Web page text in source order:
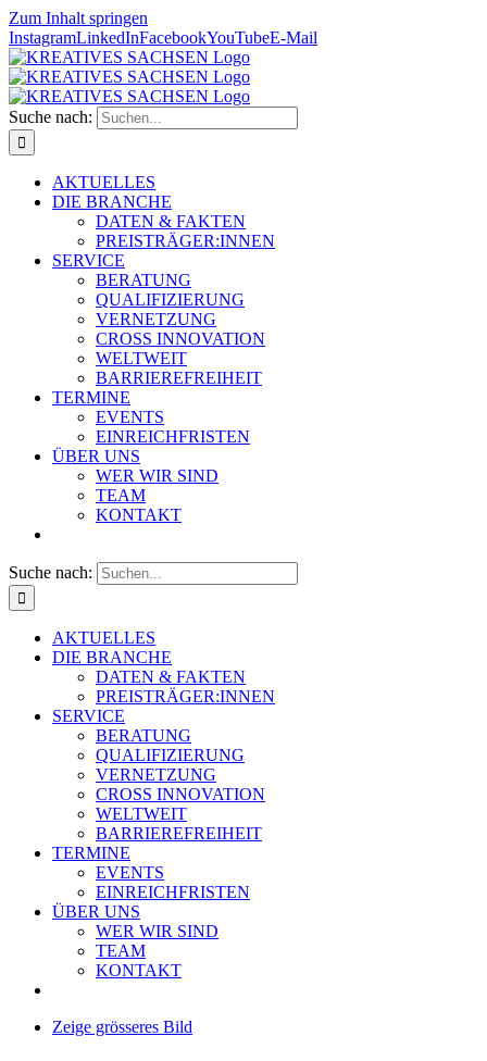
Zum Inhalt springen
InstagramLinkedInFacebookYouTubeE-Mail
Suche nach:
AKTUELLES
DIE BRANCHE
DATEN & FAKTEN
PREISTRÄGER:INNEN
SERVICE
BERATUNG
QUALIFIZIERUNG
VERNETZUNG
CROSS INNOVATION
WELTWEIT
BARRIEREFREIHEIT
TERMINE
EVENTS
EINREICHFRISTEN
ÜBER UNS
WER WIR SIND
TEAM
KONTAKT
Suche nach:
AKTUELLES
DIE BRANCHE
DATEN & FAKTEN
PREISTRÄGER:INNEN
SERVICE
BERATUNG
QUALIFIZIERUNG
VERNETZUNG
CROSS INNOVATION
WELTWEIT
BARRIEREFREIHEIT
TERMINE
EVENTS
EINREICHFRISTEN
ÜBER UNS
WER WIR SIND
TEAM
KONTAKT
Zeige grösseres Bild